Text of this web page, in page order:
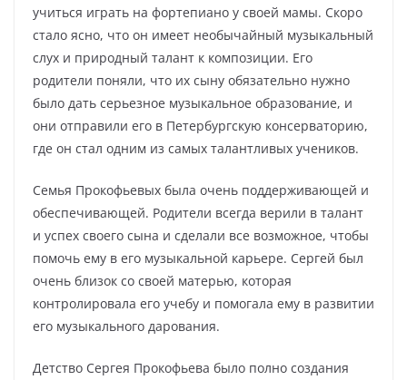
учиться играть на фортепиано у своей мамы. Скоро
стало ясно, что он имеет необычайный музыкальный
слух и природный талант к композиции. Его
родители поняли, что их сыну обязательно нужно
было дать серьезное музыкальное образование, и
они отправили его в Петербургскую консерваторию,
где он стал одним из самых талантливых учеников.
Семья Прокофьевых была очень поддерживающей и
обеспечивающей. Родители всегда верили в талант
и успех своего сына и сделали все возможное, чтобы
помочь ему в его музыкальной карьере. Сергей был
очень близок со своей матерью, которая
контролировала его учебу и помогала ему в развитии
его музыкального дарования.
Детство Сергея Прокофьева было полно создания